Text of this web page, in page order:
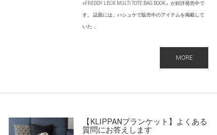
×FREDDY LECK MULTI TOTE BAG BOOK』が好評発売中で
す。 誌面には、ハシュケで販売中のアイテムを掲載して
いた ...
MORE
【KLIPPANブランケット】よくある
質問にお答えします